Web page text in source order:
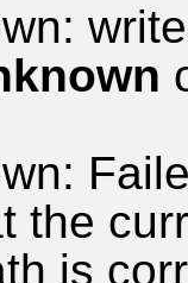
the
is